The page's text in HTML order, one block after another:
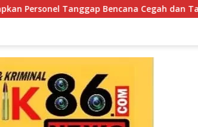
Cegah dan Tangani Karhutla Polisi